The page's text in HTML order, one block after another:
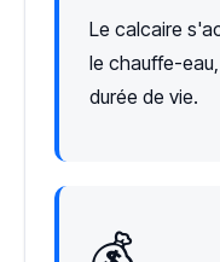
Le calcaire
le chauffe-
durée de vie.